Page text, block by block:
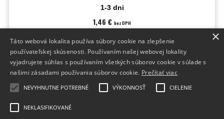
1-3 dni
1,46 € bez DPH
×
Táto webová lokalita používa súbory cookie na zlepšenie
používateľskej skúsenosti. Používaním našej webovej lokality
vyjadrujete súhlas s používaním všetkých súborov cookie v súlade s
našimi zásadami používania súborov cookie. Prečítať viac
NEVYHNUTNE POTREBNÉ VÝKONNOSŤ CIELENIE
NEKLASIFIKOVANÉ